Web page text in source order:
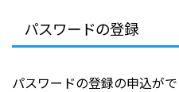
パスワードの登録
パスワードの登録の申込が